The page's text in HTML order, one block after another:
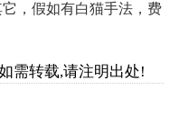
，假如有白猫手法，费
需转载,请注明出处!